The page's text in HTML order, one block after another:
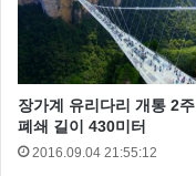
장가계 유리다리 개통 2주
폐쇄 길이 430미터
2016.09.04 21:55:12